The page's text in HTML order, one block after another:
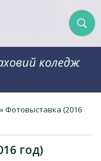
коледж
» Фотовыставка (2016
год)